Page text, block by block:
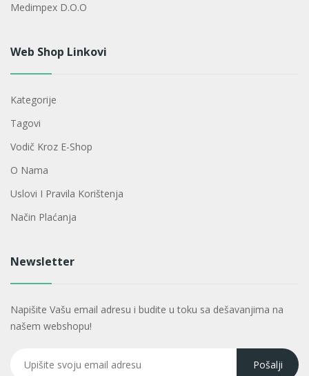
Medimpex D.o.o
Web Shop Linkovi
Kategorije
Tagovi
Vodič Kroz E-Shop
O Nama
Uslovi I Pravila Korištenja
Način Plaćanja
Newsletter
Napišite Vašu email adresu i budite u toku sa dešavanjima na
našem webshopu!